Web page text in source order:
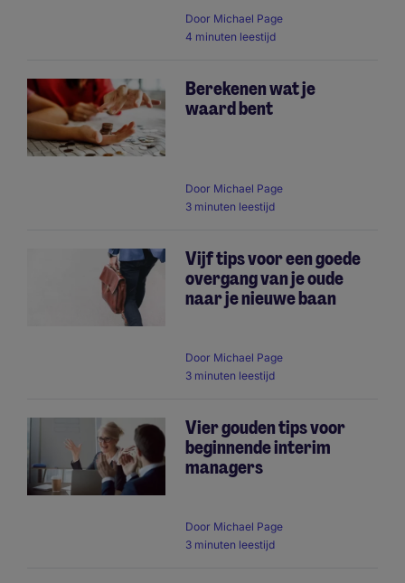
Door Michael Page
4 minuten leestijd
Berekenen wat je
waard bent
Door Michael Page
3 minuten leestijd
Vijf tips voor een goede
overgang van je oude
naar je nieuwe baan
Door Michael Page
3 minuten leestijd
Vier gouden tips voor
beginnende interim
managers
Door Michael Page
3 minuten leestijd